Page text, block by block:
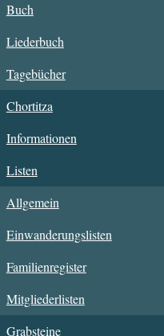
Buch
Liederbuch
Tagebücher
Chortitza
Informationen
Listen
Allgemein
Einwanderungslisten
Familienregister
Mitgliederlisten
Grabsteine